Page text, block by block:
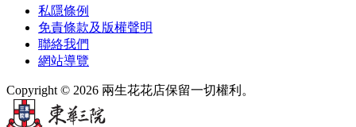
私隱條例
免責條款及版權聲明
聯絡我們
網站導覽
Copyright © 2026 兩生花花店保留一切權利。